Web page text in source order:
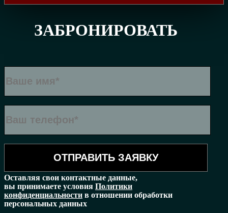
ЗАБРОНИРОВАТЬ
Оставляя свои контактные данные,
вы принимаете условия Политики
конфиденциальности в отношении обработки
персональных данных